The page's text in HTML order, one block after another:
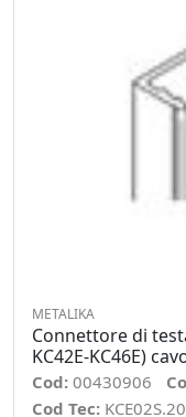
METALIKA
Connettore di
KC42E-KC46E)
Cod: 00430906
Cod Tec: